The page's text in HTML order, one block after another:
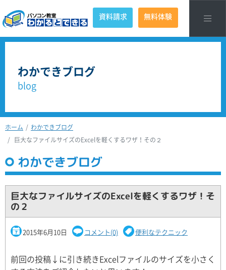
資料請求 無料体験
わかできブログ
blog
ホーム
わかできブログ
巨大なファイルサイズのExcelを軽くするワザ！その２
わかできブログ
巨大なファイルサイズのExcelを軽くするワザ！そ
の２
2015年6月10日 コメント(0) 便利なテクニック
前回の投稿↓に引き続きExcelファイルのサイズを小さく